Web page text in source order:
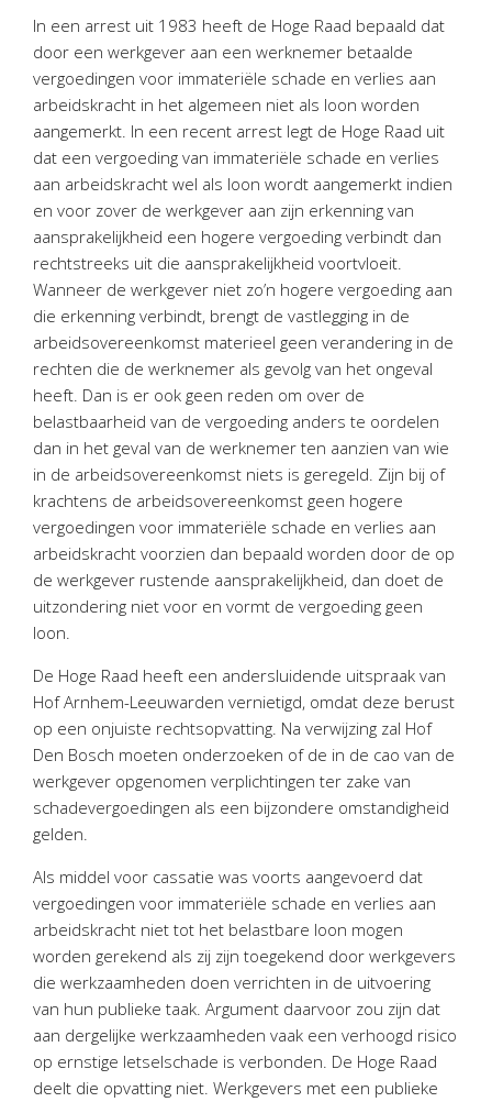
Bedrijfseconomisch advies
Belastingadvies Purmerend
Online boekhouden
Nieuws&informatie
Nieuwsbrief
Nieuwsoverzicht
Handige links
Downloads
Contact
AvantiOnline
Twinfield – Boekhouden
BaseCone – Facturen
Visionplanner – Rapportage
Klantenportaal – Online dossiers
Online Salaris – Salarissen
Nextens-Accorderen aangiften
In een arrest uit 1983 heeft de Hoge Raad bepaald dat
door een werkgever aan een werknemer betaalde
vergoedingen voor immateriële schade en verlies aan
arbeidskracht in het algemeen niet als loon worden
aangemerkt. In een recent arrest legt de Hoge Raad uit
dat een vergoeding van immateriële schade en verlies
aan arbeidskracht wel als loon wordt aangemerkt indien
en voor zover de werkgever aan zijn erkenning van
aansprakelijkheid een hogere vergoeding verbindt dan
rechtstreeks uit die aansprakelijkheid voortvloeit.
Wanneer de werkgever niet zo’n hogere vergoeding aan
die erkenning verbindt, brengt de vastlegging in de
arbeidsovereenkomst materieel geen verandering in de
rechten die de werknemer als gevolg van het ongeval
heeft. Dan is er ook geen reden om over de
belastbaarheid van de vergoeding anders te oordelen
dan in het geval van de werknemer ten aanzien van wie
in de arbeidsovereenkomst niets is geregeld. Zijn bij of
krachtens de arbeidsovereenkomst geen hogere
vergoedingen voor immateriële schade en verlies aan
arbeidskracht voorzien dan bepaald worden door de op
de werkgever rustende aansprakelijkheid, dan doet de
uitzondering niet voor en vormt de vergoeding geen
loon.
De Hoge Raad heeft een andersluidende uitspraak van
Hof Arnhem-Leeuwarden vernietigd, omdat deze berust
op een onjuiste rechtsopvatting. Na verwijzing zal Hof
Den Bosch moeten onderzoeken of de in de cao van de
werkgever opgenomen verplichtingen ter zake van
schadevergoedingen als een bijzondere omstandigheid
gelden.
Als middel voor cassatie was voorts aangevoerd dat
vergoedingen voor immateriële schade en verlies aan
arbeidskracht niet tot het belastbare loon mogen
worden gerekend als zij zijn toegekend door werkgevers
die werkzaamheden doen verrichten in de uitvoering
van hun publieke taak. Argument daarvoor zou zijn dat
aan dergelijke werkzaamheden vaak een verhoogd risico
op ernstige letselschade is verbonden. De Hoge Raad
deelt die opvatting niet. Werkgevers met een publieke